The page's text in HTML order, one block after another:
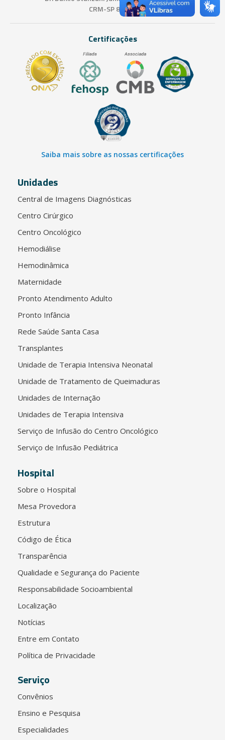
CRM-SP 81365
Certificações
Saiba mais sobre as nossas certificações
Unidades
Central de Imagens Diagnósticas
Centro Cirúrgico
Centro Oncológico
Hemodiálise
Hemodinâmica
Maternidade
Pronto Atendimento Adulto
Pronto Infância
Rede Saúde Santa Casa
Transplantes
Unidade de Terapia Intensiva Neonatal
Unidade de Tratamento de Queimaduras
Unidades de Internação
Unidades de Terapia Intensiva
Serviço de Infusão do Centro Oncológico
Serviço de Infusão Pediátrica
Hospital
Sobre o Hospital
Mesa Provedora
Estrutura
Código de Ética
Transparência
Qualidade e Segurança do Paciente
Responsabilidade Socioambiental
Localização
Notícias
Entre em Contato
Política de Privacidade
Serviço
Convênios
Ensino e Pesquisa
Especialidades